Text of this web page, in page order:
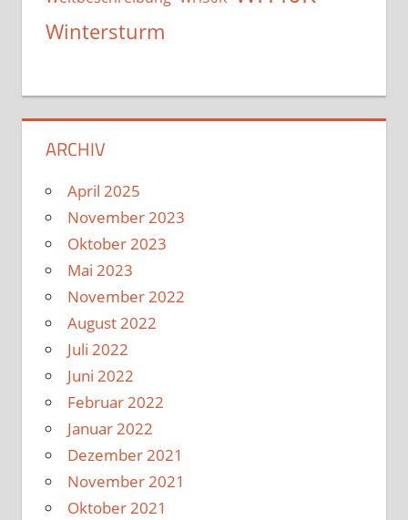
Wintersturm
ARCHIV
April 2025
November 2023
Oktober 2023
Mai 2023
November 2022
August 2022
Juli 2022
Juni 2022
Februar 2022
Januar 2022
Dezember 2021
November 2021
Oktober 2021